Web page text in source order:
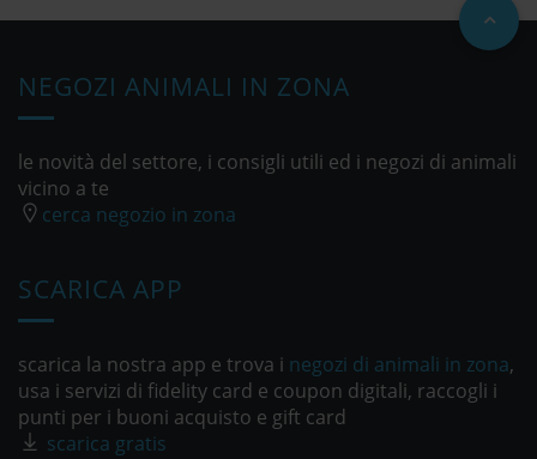
NEGOZI ANIMALI IN ZONA
le novità del settore, i consigli utili ed i negozi di animali
vicino a te
cerca negozio in zona
SCARICA APP
scarica la nostra app e trova i negozi di animali in zona,
usa i servizi di fidelity card e coupon digitali, raccogli i
punti per i buoni acquisto e gift card
scarica gratis